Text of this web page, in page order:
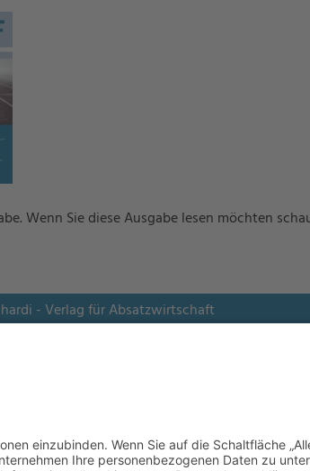
Wenn Sie diese Ausgabe lesen möchten
- Verlag für Absatzwirtschaft